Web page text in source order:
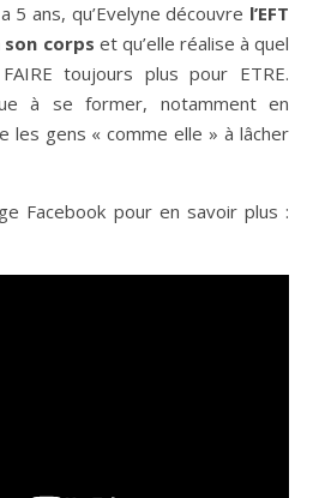
5 ans, qu’Evelyne découvre l’EFT
corps et qu’elle réalise à quel
toujours plus pour ETRE.
à se former, notamment en
les gens « comme elle » à lâcher
Facebook pour en savoir plus :